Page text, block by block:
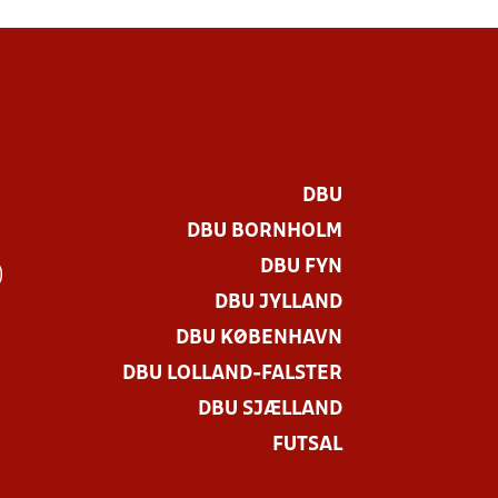
DBU
DBU BORNHOLM
DBU FYN
DBU JYLLAND
DBU KØBENHAVN
DBU LOLLAND-FALSTER
DBU SJÆLLAND
FUTSAL